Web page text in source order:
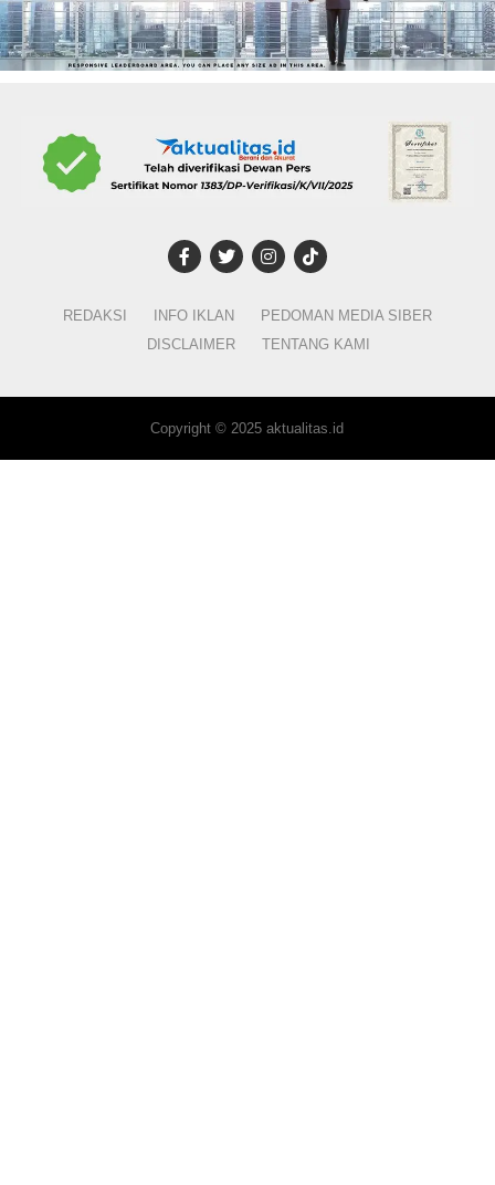
REDAKSI INFO IKLAN
PEDOMAN MEDIA SIBER
DISCLAIMER
TENTANG KAMI
Copyright © 2025 aktualitas.id